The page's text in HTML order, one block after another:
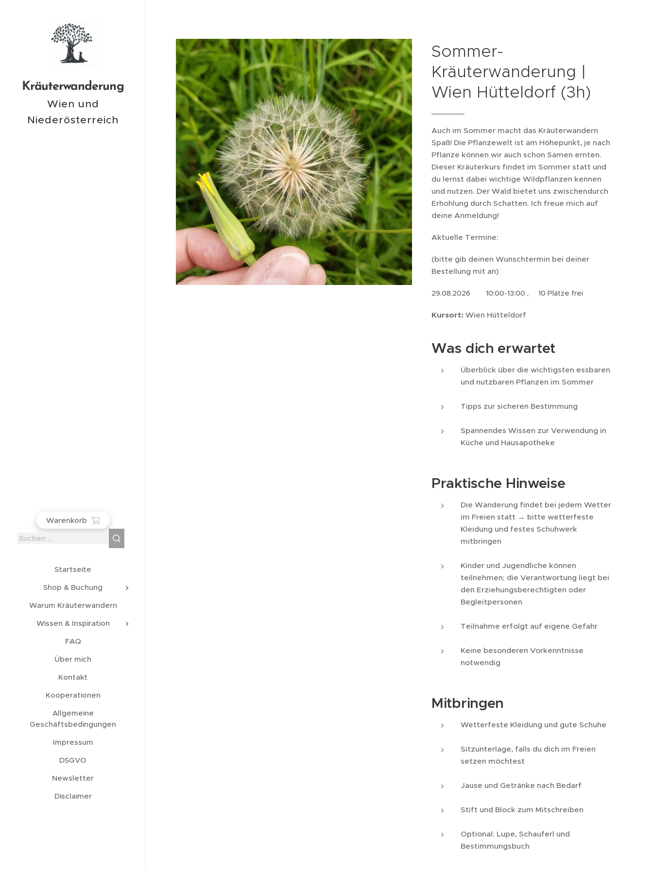
Kräuterwanderung
Wien und
Niederösterreich
Warenkorb
Startseite
Shop & Buchung
Warum Kräuterwandern
Wissen & Inspiration
FAQ
Über mich
Kontakt
Kooperationen
Allgemeine
Geschäftsbedingungen
Impressum
DSGVO
Newsletter
Disclaimer
Sommer-
Kräuterwanderung |
Wien Hütteldorf (3h)
Auch im Sommer macht das Kräuterwandern
Spaß! Die Pflanzewelt ist am Höhepunkt, je nach
Pflanze können wir auch schon Samen ernten.
Dieser Kräuterkurs findet im Sommer statt und
du lernst dabei wichtige Wildpflanzen kennen
und nutzen. Der Wald bietet uns zwischendurch
Erhohlung durch Schatten. Ich freue mich auf
deine Anmeldung!
Aktuelle Termine:
(bitte gib deinen Wunschtermin bei deiner
Bestellung mit an)
29.08.2026 10:00-13:00 , 10 Plätze frei
Kursort: Wien Hütteldorf
Was dich erwartet
Überblick über die wichtigsten essbaren
und nutzbaren Pflanzen im Sommer
Tipps zur sicheren Bestimmung
Spannendes Wissen zur Verwendung in
Küche und Hausapotheke
Praktische Hinweise
Die Wanderung findet bei jedem Wetter
im Freien statt → bitte wetterfeste
Kleidung und festes Schuhwerk
mitbringen
Kinder und Jugendliche können
teilnehmen; die Verantwortung liegt bei
den Erziehungsberechtigten oder
Begleitpersonen
Teilnahme erfolgt auf eigene Gefahr
Keine besonderen Vorkenntnisse
notwendig
Mitbringen
Wetterfeste Kleidung und gute Schuhe
Sitzunterlage, falls du dich im Freien
setzen möchtest
Jause und Getränke nach Bedarf
Stift und Block zum Mitschreiben
Optional: Lupe, Schauferl und
Bestimmungsbuch